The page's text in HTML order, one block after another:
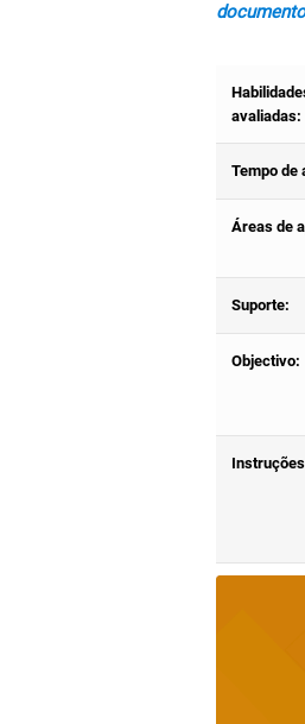
documento
avaliadas:
Tempo de
Áreas de
Suporte:
Objectivo: